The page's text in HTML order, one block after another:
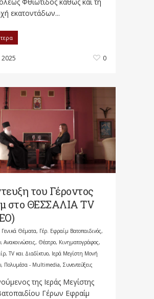
εκατοντάδων...
0
του Γέροντος
στο ΘΕΣΣΑΛΙΑ TV
Γενικά Θέματα, Γέρ. Εφραίμ Βατοπαιδινός,
Ανακοινώσεις, Θέατρο, Κινηματογράφος,
TV και Διαδίκτυο, Ιερά Μεγίστη Μονή
, Πολυμέσα - Multimedia, Συνεντεύξεις
της Ιεράς Μεγίστης
Γέρων Εφραίμ